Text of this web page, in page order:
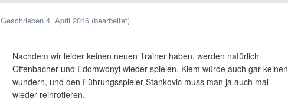
Geschrieben 4. April 2016 (bearbeitet)
Nachdem wir leider keinen neuen Trainer haben, werden natürlich
Offenbacher und Edomwonyi wieder spielen. Klem würde auch gar keinen
wundern, und den Führungsspieler Stankovic muss man ja auch mal
wieder reinrotieren.